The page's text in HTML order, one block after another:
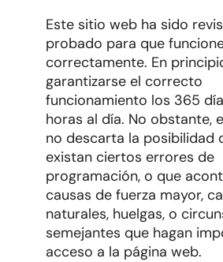
Este sitio web ha sido
probado para que
correctamente. En
garantizarse el correcto
funcionamiento los 365
horas al día. No obstante,
no descarta la posibilidad
existan ciertos errores de
programación, o que
causas de fuerza mayor,
naturales, huelgas, o
semejantes que hagan
acceso a la página web.